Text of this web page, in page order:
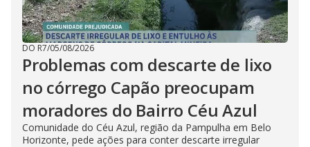
DO R7/05/08/2026
Problemas com descarte de lixo
no córrego Capão preocupam
moradores do Bairro Céu Azul
Comunidade do Céu Azul, região da Pampulha em Belo
Horizonte, pede ações para conter descarte irregular